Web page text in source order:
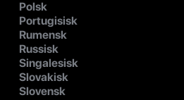
Polsk
Portugisisk
Rumensk
Russisk
Singalesisk
Slovakisk
Slovensk